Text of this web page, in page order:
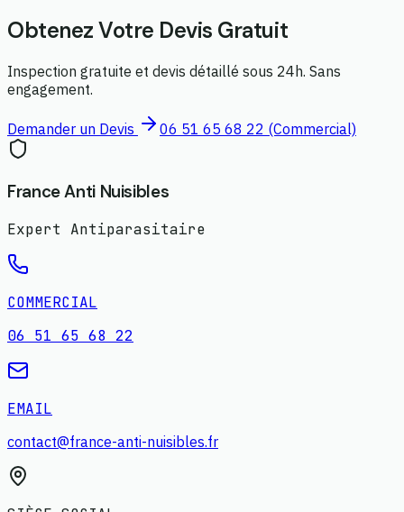
Obtenez Votre Devis Gratuit
Inspection gratuite et devis détaillé sous 24h. Sans
engagement.
Demander un Devis 06 51 65 68 22 (Commercial)
France Anti Nuisibles
Expert Antiparasitaire
COMMERCIAL
06 51 65 68 22
EMAIL
contact@france-anti-nuisibles.fr